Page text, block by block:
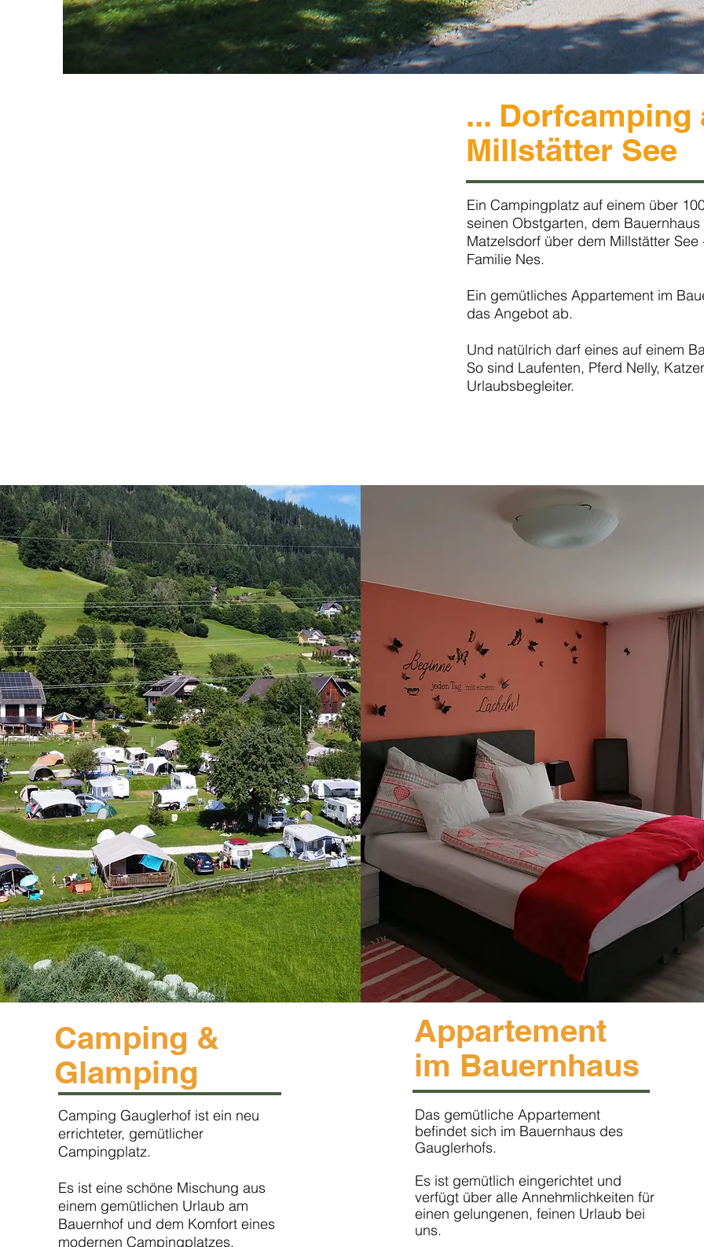
... Dorfcamping
Millstätter See
Ein Campingplatz auf einem über
seinen Obstgarten, dem
Matzelsdorf über dem Millstätter
Familie Nes.
Ein gemütliches Appartement im
das Angebot ab.
Und natülrich darf eines auf einem
So sind Laufenten, Pferd Nelly,
Urlaubsbegleiter.
Camping &
Glamping
Camping Gauglerhof ist ein neu
errichteter, gemütlicher
Campingplatz.
Es ist eine schöne Mischung aus
einem gemütlichen Urlaub am
Bauernhof und dem Komfort eines
modernen Campingplatzes.
Appartement
im Bauernhaus
Das gemütliche Appartement
befindet sich im Bauernhaus des
Gauglerhofs.
Es ist gemütlich eingerichtet und
verfügt über alle Annehmlichkeiten für
einen gelungenen, feinen Urlaub bei
uns.